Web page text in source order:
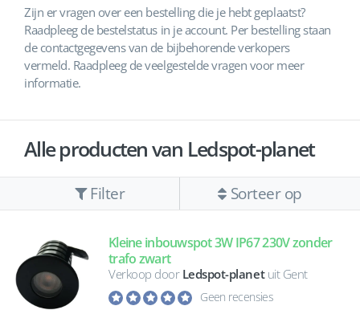
Zijn er vragen over een bestelling die je hebt geplaatst?
Raadpleeg de bestelstatus in je account. Per bestelling staan
de contactgegevens van de bijbehorende verkopers
vermeld. Raadpleeg de veelgestelde vragen voor meer
informatie.
Alle producten van Ledspot-planet
Filter Sorteer op
Kleine inbouwspot 3W IP67 230V zonder
trafo zwart
Verkoop door Ledspot-planetuit Gent
Geen recensies